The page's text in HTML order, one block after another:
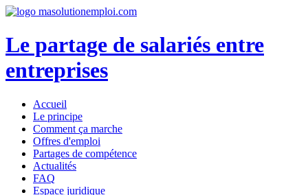
Le partage de salariés entre
entreprises
Accueil
Le principe
Comment ça marche
Offres d'emploi
Partages de compétence
Actualités
FAQ
Espace juridique